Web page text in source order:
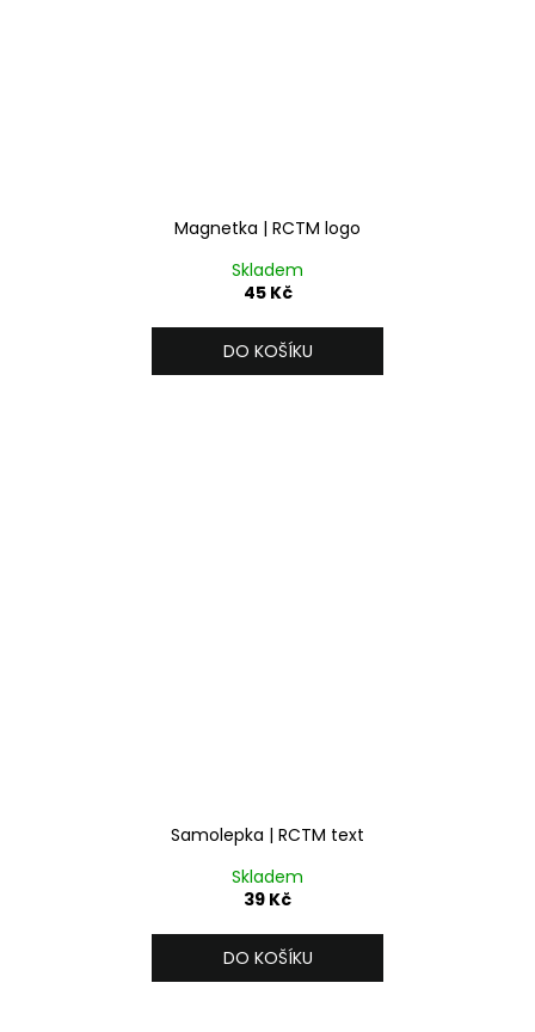
Magnetka | RCTM logo
Skladem
45 Kč
DO KOŠÍKU
Samolepka | RCTM text
Skladem
39 Kč
DO KOŠÍKU